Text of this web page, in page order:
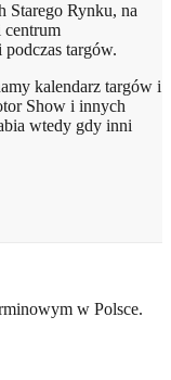
Starego Rynku, na
targów.
kalendarz targów i
Show i innych
wtedy gdy inni
w Polsce.